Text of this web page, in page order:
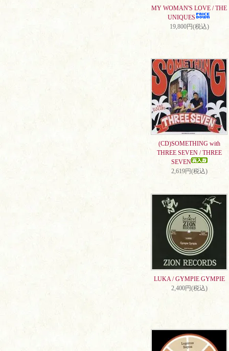
MY WOMAN'S LOVE / THE
UNIQUES
19,800円(税込)
(CD)SOMETHING with
THREE SEVEN / THREE
SEVEN
2,619円(税込)
LUKA / GYMPIE GYMPIE
2,400円(税込)